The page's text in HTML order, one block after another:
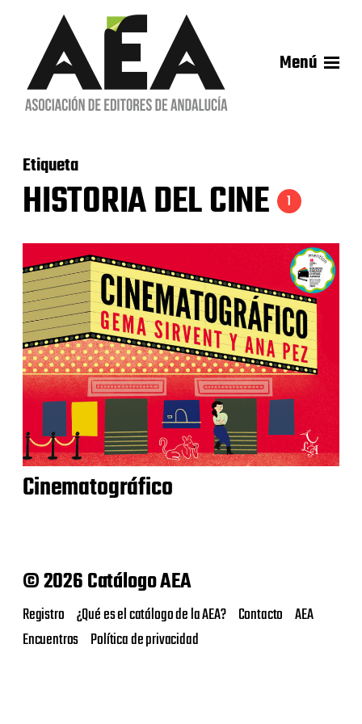
Menú
Etiqueta
HISTORIA DEL CINE 1
Cinematográfico
© 2026 Catálogo AEA
Registro ¿Qué es el catálogo de la AEA? Contacto AEA
Encuentros Política de privacidad